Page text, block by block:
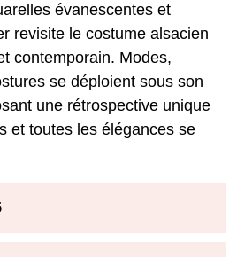
évanescentes et
revisite le costume alsacien
contemporain. Modes,
se déploient sous son
une rétrospective unique
et toutes les élégances se